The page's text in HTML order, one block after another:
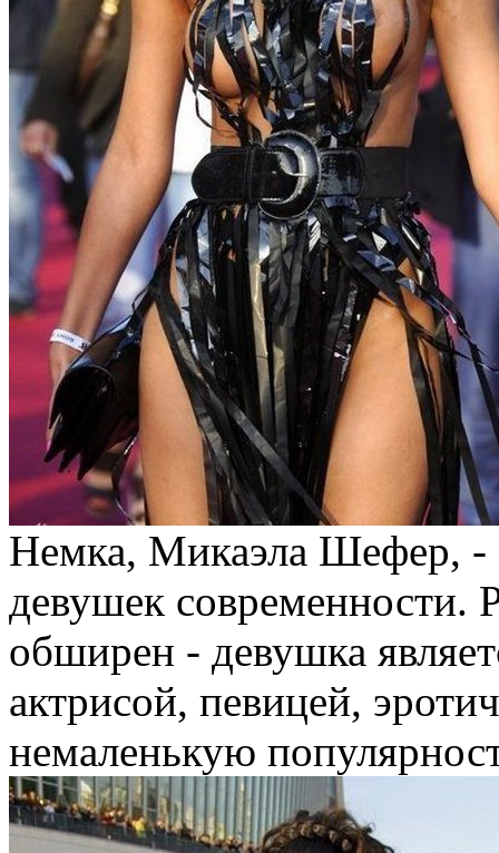
Немка, Микаэла Шефер, -
девушек современности.
обширен - девушка
актрисой, певицей,
немаленькую